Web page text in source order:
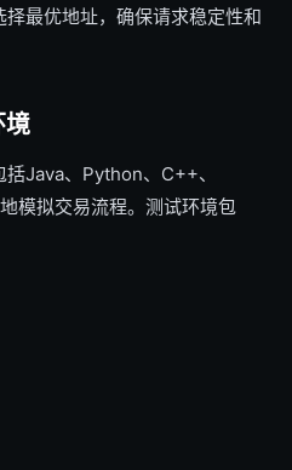
最优地址，确保请求稳定性和
境
Java、Python、C++、
模拟交易流程。测试环境包